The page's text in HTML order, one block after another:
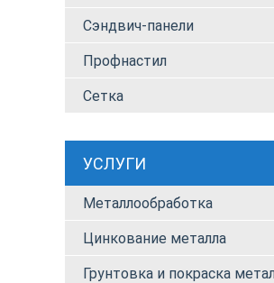
Сэндвич-панели
Профнастил
Сетка
УСЛУГИ
Металлообработка
Цинкование металла
Грунтовка и покраска